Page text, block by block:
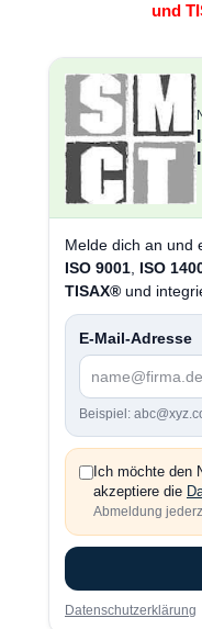
und
Melde dich an und
ISO 9001, ISO
TISAX® und
E-Mail-Adresse
Beispiel:
Ich möchte den
akzeptiere die
Abmeldung
Datenschutzerklärung